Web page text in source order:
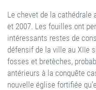
Le chevet de la cathédrale
et 2007. Les fouilles ont
intéressants restes de
défensif de la ville au XIIe
fosses et bretèches,
antérieurs à la conquête
nouvelle église fortifiée